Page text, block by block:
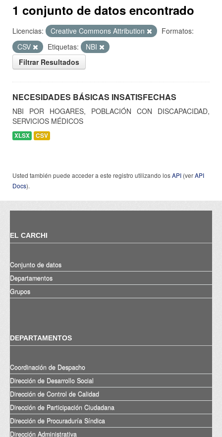
1 conjunto de datos encontrado
Licencias: Creative Commons Attribution
Formatos:
CSV
Etiquetas:
NBI
Filtrar Resultados
NECESIDADES BÁSICAS INSATISFECHAS
NBI POR HOGARES, POBLACIÓN CON DISCAPACIDAD,
SERVICIOS MÉDICOS
XLSX CSV
Usted también puede acceder a este registro utilizando losAPI (verAPI
Docs).
EL CARCHI
Conjunto de datos
Departamentos
Grupos
DEPARTAMENTOS
Coordinación de Despacho
Dirección de Desarrollo Social
Dirección de Control de Calidad
Dirección de Participación Ciudadana
Dirección de Procuraduría Síndica
Dirección Administrativa